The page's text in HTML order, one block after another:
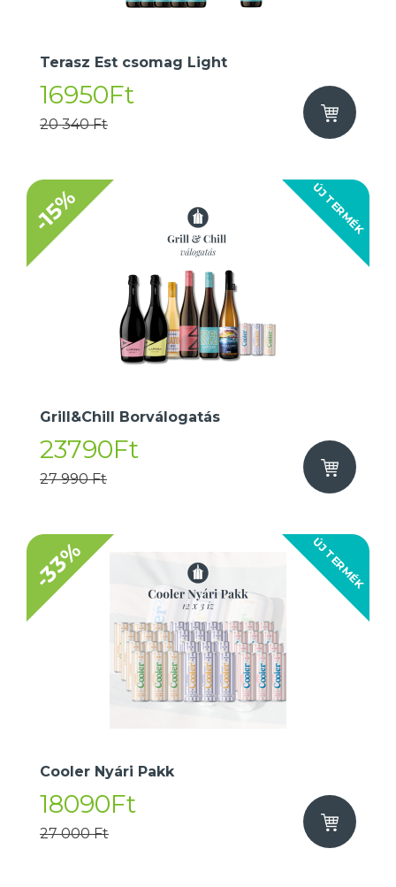
Terasz Est csomag Light
16950Ft
20 340 Ft
ÚJ TERMÉK
-15%
Grill&Chill Borválogatás
23790Ft
27 990 Ft
ÚJ TERMÉK
-33%
Cooler Nyári Pakk
18090Ft
27 000 Ft